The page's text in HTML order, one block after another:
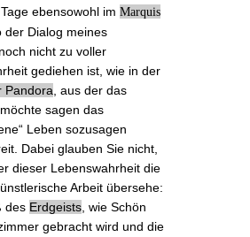
ebensowohl imMarquis
der Dialog meines
nicht zu voller
gediehen ist, wie in der
Pandora , aus der das
sagen das
Leben sozusagen
Dabei glauben Sie nicht,
dieser Lebenswahrheit die
Arbeit übersehe:
des Erdgeists , wieSchön
gebracht wird unddie